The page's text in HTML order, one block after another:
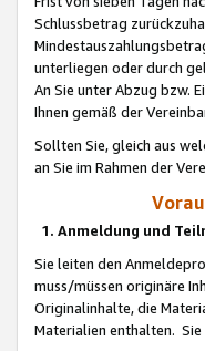
Schlussbetrag
unterliegen oder durch
An Sie unter Abzug bzw.
Ihnen gemäß der
Sollten Sie, gleich aus
an Sie im Rahmen der
1. Anmeldung und
Sie leiten den
muss/müssen originäre
Originalinhalte, die
Materialien enthalten. Sie